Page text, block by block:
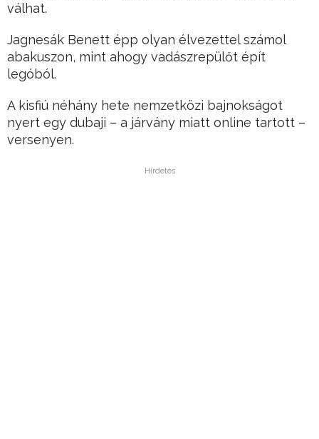
válhat.
Jagnesák Benett épp olyan élvezettel számol
abakuszon, mint ahogy vadászrepülőt épít
legóból.
A kisfiú néhány hete nemzetközi bajnokságot
nyert egy dubaji – a járvány miatt online tartott –
versenyen.
Hirdetés